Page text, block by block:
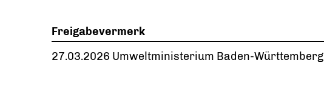
Freigabevermerk
27.03.2026 Umweltministerium Baden-Württemberg